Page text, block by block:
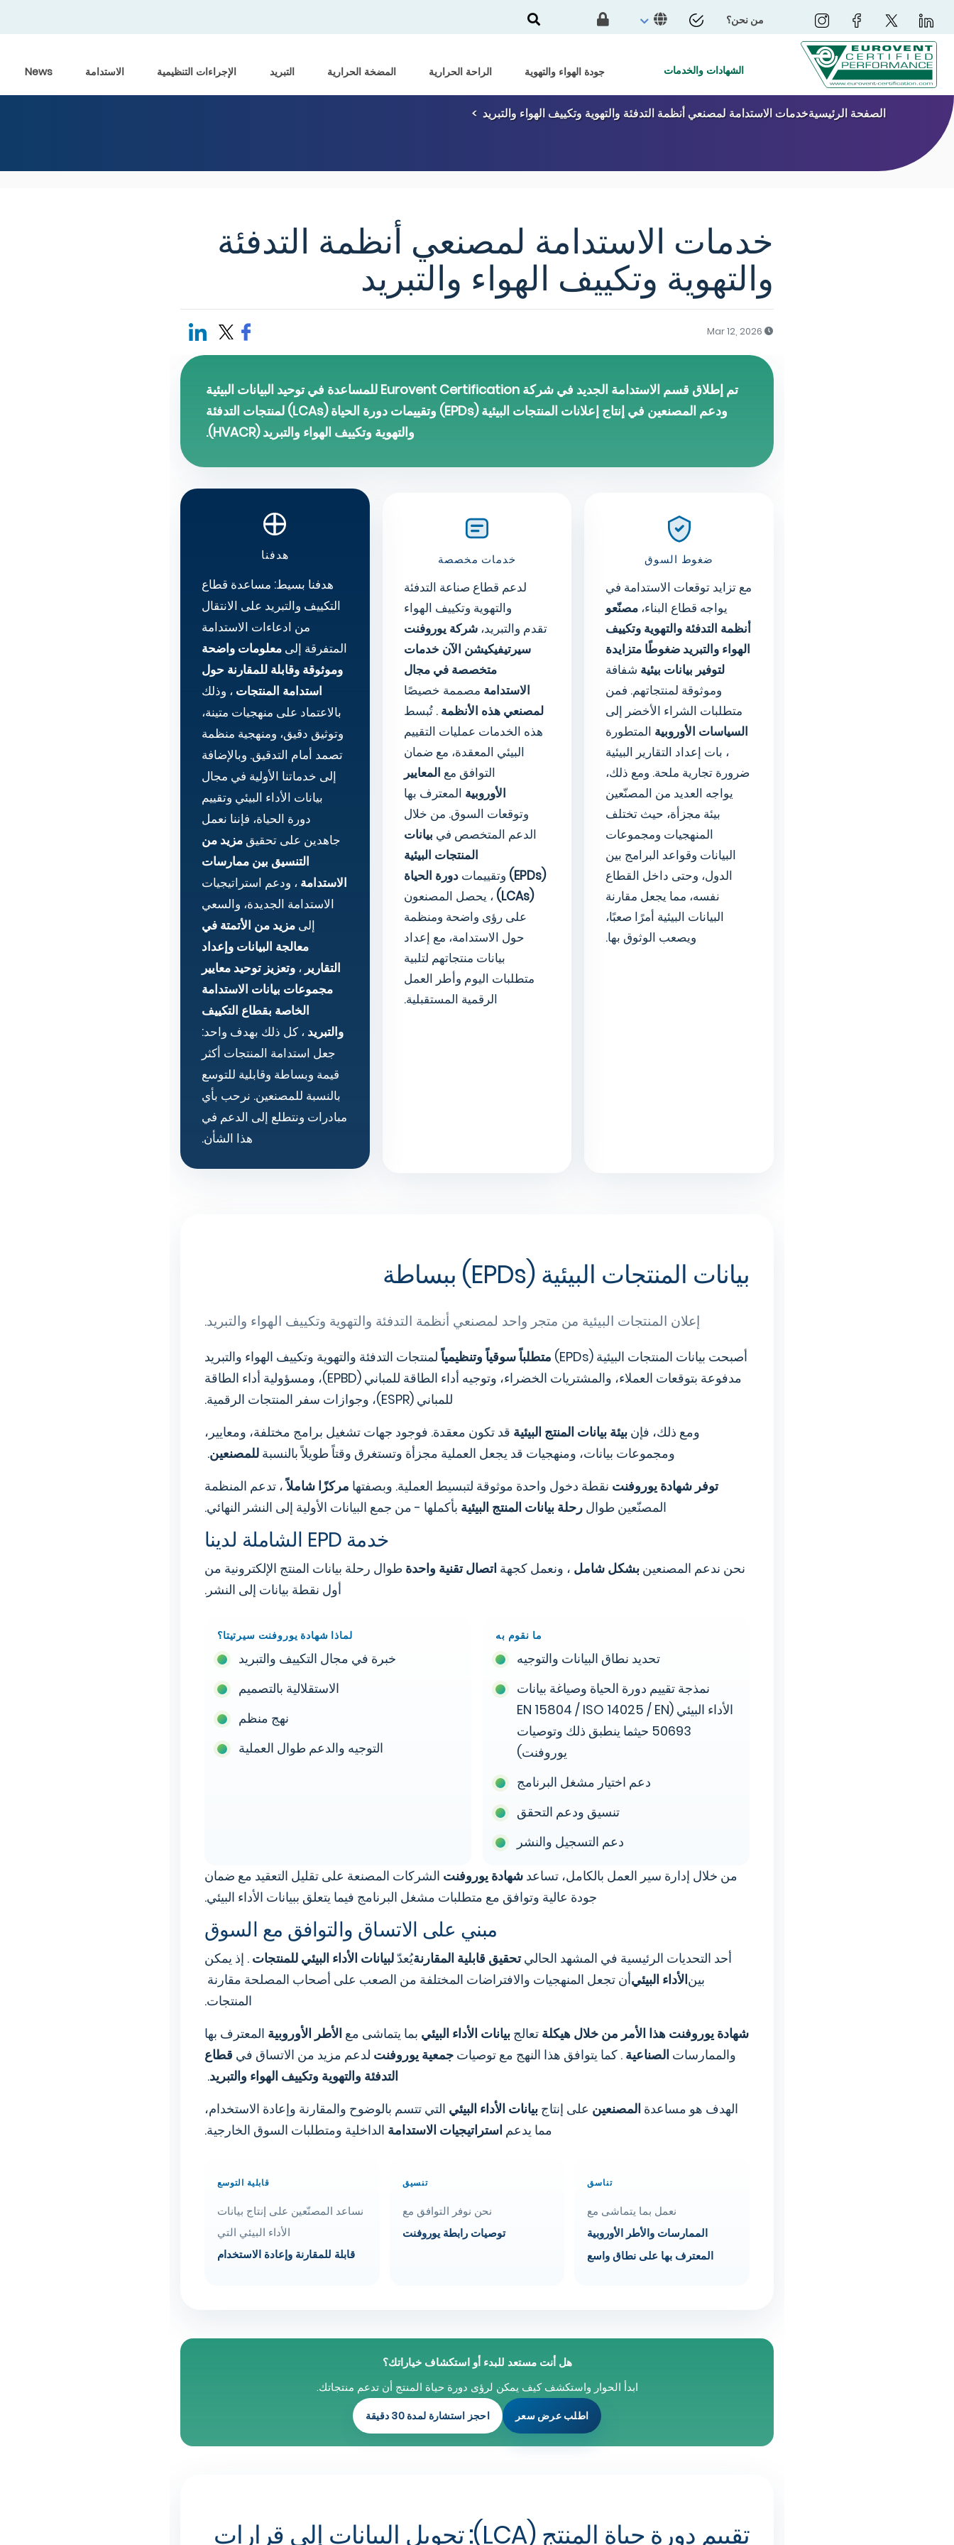
من نحن؟
الشهادات والخدمات جودة الهواء والتهوية الراحة الحرارية المضخة الحرارية التبريد الإجراءات التنظيمية الاستدامة News
الصفحة الرئيسيةخدمات الاستدامة لمصنعي أنظمة التدفئة والتهوية وتكييف الهواء والتبريد
خدمات الاستدامة لمصنعي أنظمة التدفئة
والتهوية وتكييف الهواء والتبريد
تم إطلاق قسم الاستدامة الجديد في شركة Eurovent Certification للمساعدة في توحيد البيانات البيئية
ودعم المصنعين في إنتاج إعلانات المنتجات البيئية (EPDs) وتقييمات دورة الحياة (LCAs) لمنتجات التدفئة
والتهوية وتكييف الهواء والتبريد (HVACR).
ضغوط السوق
مع تزايد توقعات الاستدامة في
قطاع البناء، يواجه
مصنّعو
أنظمة التدفئة والتهوية وتكييف
الهواء والتبريد ضغوطًا متزايدة
لتوفير بيانات بيئية شفافة
وموثوقة لمنتجاتهم. فمن
متطلبات الشراء الأخضر إلى
السياسات الأوروبية المتطورة
، بات إعداد التقارير البيئية
ضرورة تجارية ملحة. ومع ذلك،
يواجه العديد من المصنّعين
بيئة مجزأة، حيث تختلف
المنهجيات ومجموعات
البيانات وقواعد البرامج بين
الدول، وحتى داخل القطاع
نفسه، مما يجعل مقارنة
البيانات البيئية أمرًا صعبًا،
ويصعب الوثوق بها.
خدمات مخصصة
لدعم قطاع صناعة التدفئة
والتهوية وتكييف الهواء
والتبريد، تقدم
شركة يوروفنت
سيرتيفيكيشن الآن خدمات
متخصصة في مجال
الاستدامة مصممة خصيصًا
لمصنعي هذه الأنظمة . تُبسط
هذه الخدمات عمليات التقييم
البيئي المعقدة، مع ضمان
التوافق مع المعايير
الأوروبية المعترف بها
وتوقعات السوق. من خلال
الدعم المتخصص في بيانات
المنتجات البيئية
(EPDs)
وتقييماتدورة الحياة
(LCAs)
، يحصل المصنعون
على رؤى واضحة ومنظمة
حول الاستدامة، مع إعداد
بيانات منتجاتهم لتلبية
متطلبات اليوم وأطر العمل
الرقمية المستقبلية.
هدفنا
هدفنا بسيط: مساعدة قطاع
التكييف والتبريد على الانتقال
من ادعاءات الاستدامة
المتفرقة إلى معلومات واضحة
وموثوقة وقابلة للمقارنة حول
استدامة المنتجات ، وذلك
بالاعتماد على منهجيات متينة،
وتوثيق دقيق، ومنهجية منظمة
تصمد أمام التدقيق. وبالإضافة
إلى خدماتنا الأولية في مجال
بيانات الأداء البيئي وتقييم
دورة الحياة، فإننا نعمل
جاهدين على تحقيق مزيد من
التنسيق بين ممارسات
الاستدامة ، ودعم استراتيجيات
الاستدامة الجديدة، والسعي
إلى مزيد من الأتمتة في
معالجة البيانات وإعداد
التقارير ، وتعزيز توحيد معايير
مجموعات بيانات الاستدامة
الخاصة بقطاع التكييف
والتبريد ، كل ذلك بهدف واحد:
جعل استدامة المنتجات أكثر
قيمة وبساطة وقابلية للتوسع
بالنسبة للمصنعين. نرحب بأي
مبادرات ونتطلع إلى الدعم في
هذا الشأن.
بيانات المنتجات البيئية (EPDs) ببساطة
إعلان المنتجات البيئية من متجر واحد لمصنعي أنظمة التدفئة والتهوية وتكييف الهواء والتبريد.
أصبحت بيانات المنتجات البيئية (EPDs) متطلباً سوقياً وتنظيمياً لمنتجات التدفئة والتهوية وتكييف الهواء والتبريد
مدفوعة بتوقعات العملاء، والمشتريات الخضراء، وتوجيه أداء الطاقة للمباني (EPBD)، ومسؤولية أداء الطاقة
للمباني (ESPR)، وجوازات سفر المنتجات الرقمية.
ومع ذلك، فإن بيئة بيانات المنتج البيئية قد تكون معقدة. فوجود جهات تشغيل برامج مختلفة، ومعايير،
ومجموعات بيانات، ومنهجيات قد يجعل العملية مجزأة وتستغرق وقتاً طويلاً بالنسبة للمصنعين.
توفر شهادة يوروفنت نقطة دخول واحدة موثوقة لتبسيط العملية. وبصفتها مركزًا شاملاً، تدعم المنظمة
المصنّعين طوال رحلة بيانات المنتج البيئية بأكملها - من جمع البيانات الأولية إلى النشر النهائي.
خدمة EPD الشاملة لدينا
نحن ندعم المصنعين بشكل شامل ، ونعمل كجهة اتصال تقنية واحدة طوال رحلة بيانات المنتج الإلكترونية من
أول نقطة بيانات إلى النشر.
ما نقوم به
تحديد نطاق البيانات والتوجيه
نمذجة تقييم دورة الحياة وصياغة بيانات
الأداء البيئي (EN 15804 / ISO 14025 / EN
50693 حيثما ينطبق ذلك وتوصيات
يوروفنت)
دعم اختيار مشغل البرنامج
تنسيق ودعم التحقق
دعم التسجيل والنشر
لماذا شهادة يوروفنت سيرتيتا؟
خبرة في مجال التكييف والتبريد
الاستقلالية بالتصميم
نهج منظم
التوجيه والدعم طوال العملية
من خلال إدارة سير العمل بالكامل، تساعد شهادة يوروفنت الشركات المصنعة على تقليل التعقيد مع ضمان
جودة عالية وتوافق مع متطلبات مشغل البرنامج فيما يتعلق ببيانات الأداء البيئي.
مبني على الاتساق والتوافق مع السوق
يُعدّتحقيق قابلية المقارنةأحد التحديات الرئيسية في المشهد الحالي لبيانات الأداء البيئي للمنتجات . إذ يمكن
أن تجعل المنهجيات والافتراضات المختلفة من الصعب على أصحاب المصلحة مقارنةالأداء البيئيبين
المنتجات.
تعالج شهادة يوروفنت هذا الأمر من خلال هيكلة بيانات الأداء البيئي بما يتماشى مع الأطر الأوروبية المعترف بها
والممارسات الصناعية . كما يتوافق هذا النهج مع توصيات جمعية يوروفنت لدعم مزيد من الاتساق في قطاع
التدفئة والتهوية وتكييف الهواء والتبريد.
الهدف هو مساعدة المصنعين على إنتاج بيانات الأداء البيئي التي تتسم بالوضوح والمقارنة وإعادة الاستخدام،
مما يدعم استراتيجيات الاستدامة الداخلية ومتطلبات السوق الخارجية.
تناسق
نعمل بما يتماشى مع
الممارسات والأطر الأوروبية
المعترف بها على نطاق واسع
تنسيق
نحن نوفر التوافق مع
توصيات رابطة يوروفنت
قابلية التوسع
نساعد المصنّعين على إنتاج بيانات
الأداء البيئي التي
قابلة للمقارنة وإعادة الاستخدام
هل أنت مستعد للبدء أو استكشاف خياراتك؟
ابدأ الحوار واستكشف كيف يمكن لرؤى دورة حياة المنتج أن تدعم منتجاتك.
اطلب عرض سعر احجز استشارة لمدة 30 دقيقة
تقييم دورة حياة المنتج (LCA): تحويل البيانات إلى قرارات